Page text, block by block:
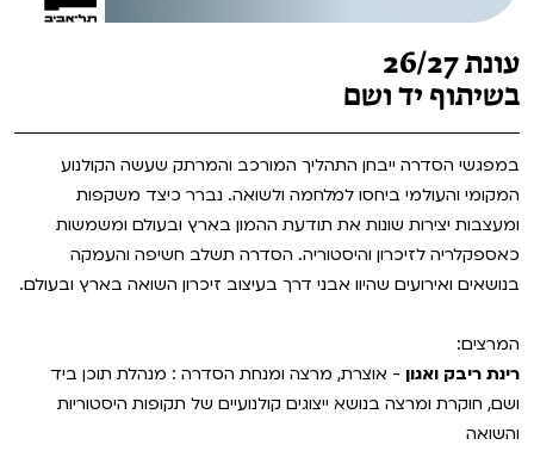
טרום בכורה
חדשים
לילדים ולכל המשפחה
הקרנות על פופים
מועדון אנגלית לכל המשפחה
ראשון בקולנוע
תכניות מיוחדות
במראה הישראלית
סיפורי קיץ
מחווה לקסבייה דולאן
נבחרי דוקאביב 2026
אירועים מיוחדים
סדרות עונת 26/27
VOD
ENG
לאזור האישי
עונת 26/27
בשיתוף יד ושם
במפגשי הסדרה ייבחן התהליך המורכב והמרתק שעשה הקולנוע
המקומי והעולמי ביחסו למלחמה ולשואה. נברר כיצד משקפות
ומעצבות יצירות שונות את תודעת ההמון בארץ ובעולם ומשמשות
כאספקלריה לזיכרון והיסטוריה. הסדרה תשלב חשיפה והעמקה
בנושאים ואירועים שהיוו אבני דרך בעיצוב זיכרון השואה בארץ ובעולם.
המרצים:
רינת ריבק ואגון - אוצרת, מרצה ומנחת הסדרה : מנהלת תוכן ביד
ושם, חוקרת ומרצה בנושא ייצוגים קולנועיים של תקופות היסטוריות
והשואה